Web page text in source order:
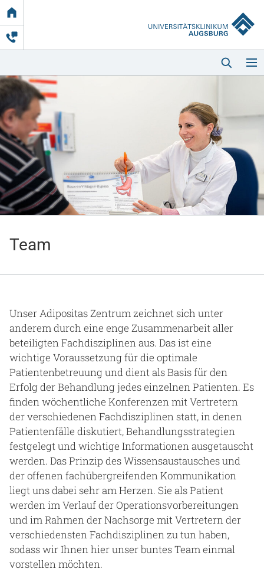
Link
zur
Startseite
Startseite
Kliniken & Einrichtungen
Beruf & Karriere
Notaufnahme
Anreise
Team
Unser Adipositas Zentrum zeichnet sich unter
anderem durch eine enge Zusammenarbeit aller
beteiligten Fachdisziplinen aus. Das ist eine
wichtige Voraussetzung für die optimale
Patientenbetreuung und dient als Basis für den
Erfolg der Behandlung jedes einzelnen Patienten. Es
finden wöchentliche Konferenzen mit Vertretern
der verschiedenen Fachdisziplinen statt, in denen
Patientenfälle diskutiert, Behandlungsstrategien
festgelegt und wichtige Informationen ausgetauscht
werden. Das Prinzip des Wissensaustausches und
der offenen fachübergreifenden Kommunikation
liegt uns dabei sehr am Herzen. Sie als Patient
werden im Verlauf der Operationsvorbereitungen
und im Rahmen der Nachsorge mit Vertretern der
verschiedensten Fachdisziplinen zu tun haben,
sodass wir Ihnen hier unser buntes Team einmal
vorstellen möchten.